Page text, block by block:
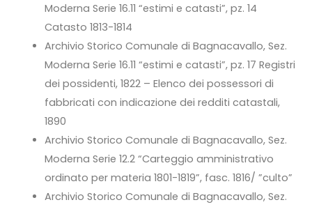
Moderna Serie 16.11 “estimi e catasti”, pz. 14
Catasto 1813-1814
Archivio Storico Comunale di Bagnacavallo, Sez.
Moderna Serie 16.11 “estimi e catasti”, pz. 17 Registri
dei possidenti, 1822 – Elenco dei possessori di
fabbricati con indicazione dei redditi catastali,
1890
Archivio Storico Comunale di Bagnacavallo, Sez.
Moderna Serie 12.2 “Carteggio amministrativo
ordinato per materia 1801-1819”, fasc. 1816/ ”culto”
Archivio Storico Comunale di Bagnacavallo, Sez.